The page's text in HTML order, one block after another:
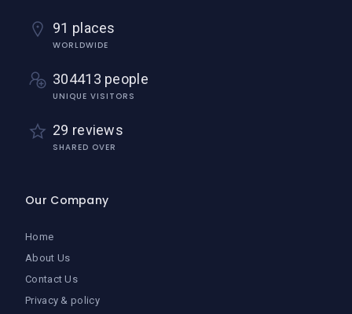
91 places
WORLDWIDE
304413 people
UNIQUE VISITORS
29 reviews
SHARED OVER
Our Company
Home
About Us
Contact Us
Privacy & policy